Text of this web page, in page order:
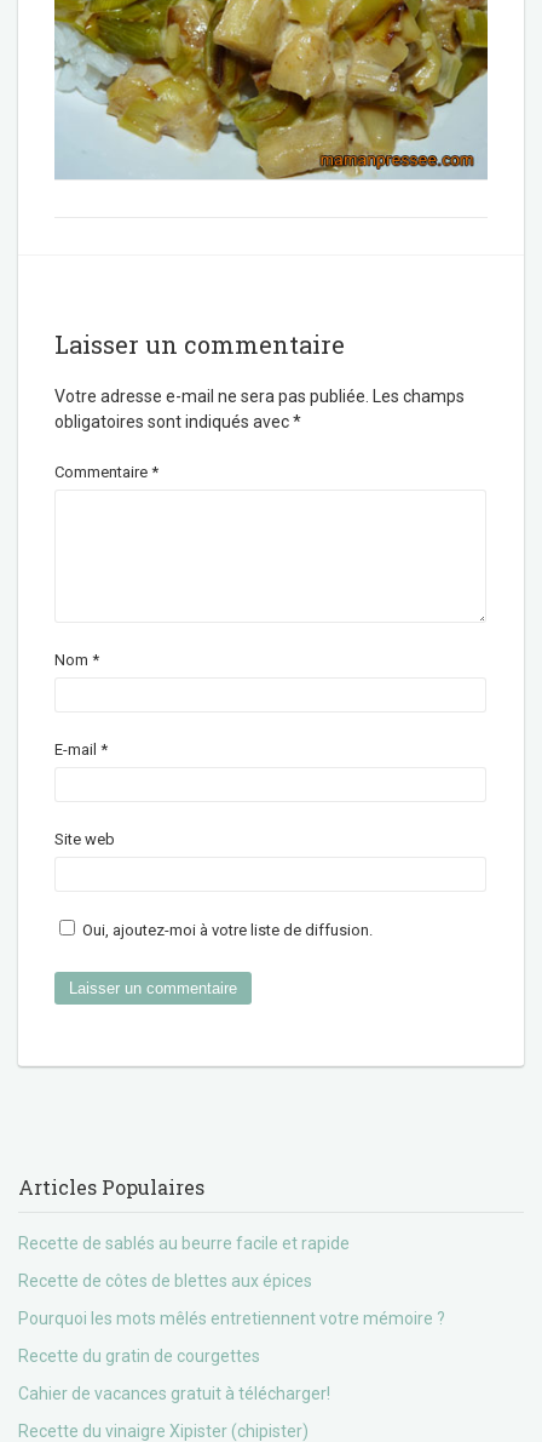
Laisser un commentaire
Votre adresse e-mail ne sera pas publiée. Les champs
obligatoires sont indiqués avec*
Commentaire *
Nom *
E-mail *
Site web
Oui, ajoutez-moi à votre liste de diffusion.
Articles Populaires
Recette de sablés au beurre facile et rapide
Recette de côtes de blettes aux épices
Pourquoi les mots mêlés entretiennent votre mémoire ?
Recette du gratin de courgettes
Cahier de vacances gratuit à télécharger!
Recette du vinaigre Xipister (chipister)